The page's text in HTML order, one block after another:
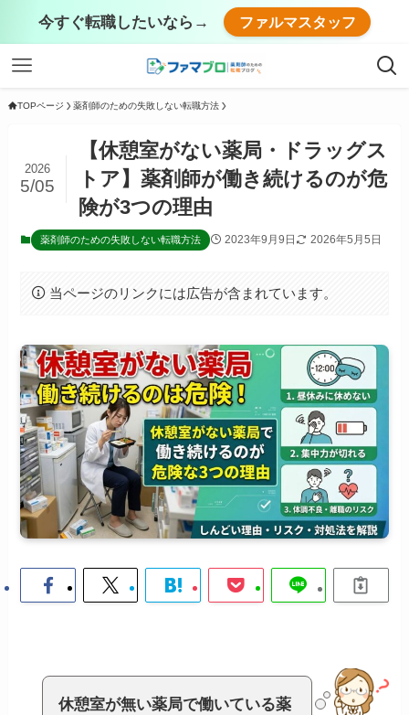
今すぐ転職したいなら→ ファルマスタッフ
TOPページ 薬剤師のための失敗しない転職方法
【休憩室がない薬局・ドラッグス
トア】薬剤師が働き続けるのが危
険が3つの理由
2026
5/05
薬剤師のための失敗しない転職方法 2023年9月9日 2026年5月5日
当ページのリンクには広告が含まれています。
休憩室が無い薬局で働いている薬